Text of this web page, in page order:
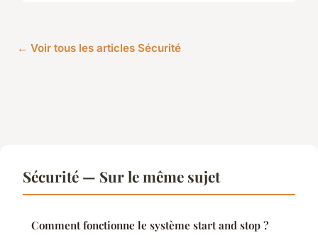
← Voir tous les articles Sécurité
Sécurité — Sur le même sujet
Comment fonctionne le système start and stop ?